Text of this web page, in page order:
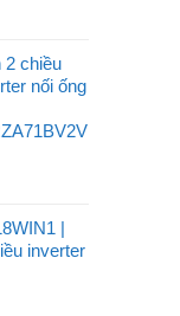
2 chiều
nối ống
|
inverter